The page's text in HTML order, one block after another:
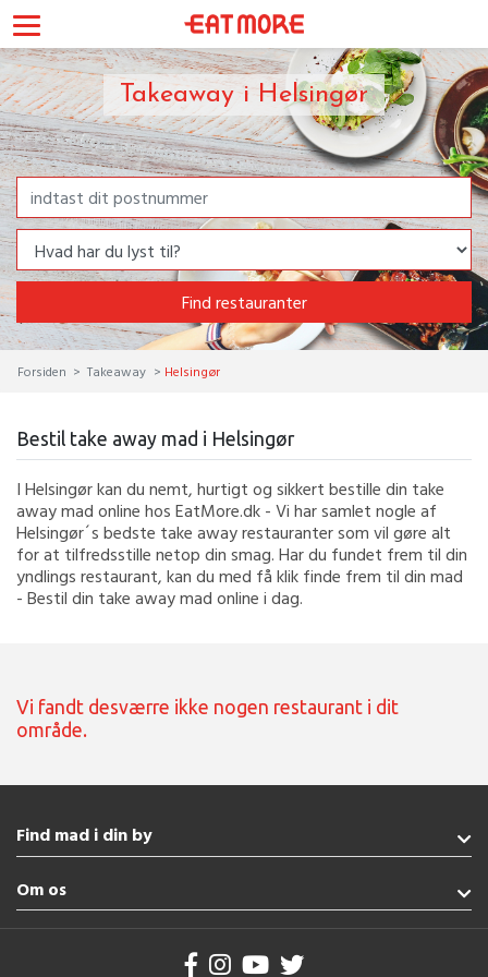
Takeaway i Helsingør
Find restauranter
Forsiden Takeaway Helsingør
Bestil take away mad i Helsingør
I Helsingør kan du nemt, hurtigt og sikkert bestille din take
away mad online hos EatMore.dk - Vi har samlet nogle af
Helsingør´s bedste take away restauranter som vil gøre alt
for at tilfredsstille netop din smag. Har du fundet frem til din
yndlings restaurant, kan du med få klik finde frem til din mad
- Bestil din take away mad online i dag.
Vi fandt desværre ikke nogen restaurant i dit
område.
Find mad i din by
Nordborg
Haderslev
Esbjerg
Om os
Handelsbetingelser